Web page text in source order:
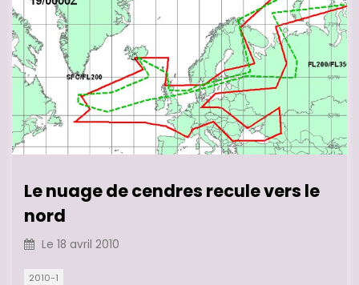
Le nuage de cendres recule vers le
nord
Le 18 avril 2010
2010-1